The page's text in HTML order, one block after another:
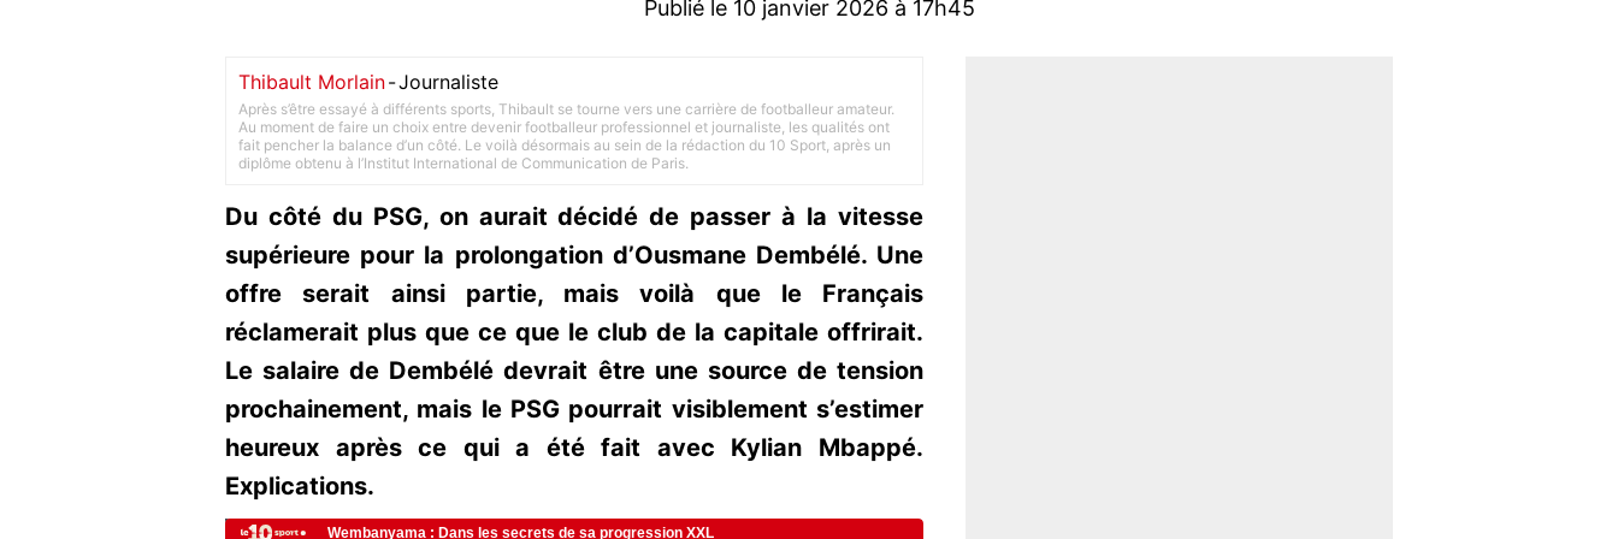
Publié le 10 janvier 2026 à 17h45
Thibault Morlain-Journaliste
Après s’être essayé à différents sports, Thibault se tourne vers une carrière de footballeur amateur.
Au moment de faire un choix entre devenir footballeur professionnel et journaliste, les qualités ont
fait pencher la balance d’un côté. Le voilà désormais au sein de la rédaction du 10 Sport, après un
diplôme obtenu à l’Institut International de Communication de Paris.
Du côté du PSG, on aurait décidé de passer à la vitesse
supérieure pour la prolongation d’Ousmane Dembélé. Une
offre serait ainsi partie, mais voilà que le Français
réclamerait plus que ce que le club de la capitale offrirait.
Le salaire de Dembélé devrait être une source de tension
prochainement, mais le PSG pourrait visiblement s’estimer
heureux après ce qui a été fait avec Kylian Mbappé.
Explications.